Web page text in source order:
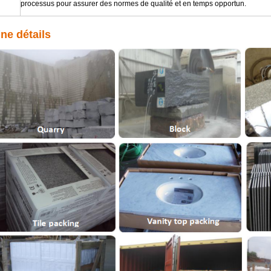
processus pour assurer des normes de qualité et en temps opportun.
détails